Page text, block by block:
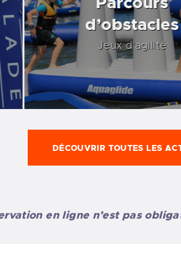
d’obstacles
Jeux d'agilité
DÉCOUVRIR TOUTES LES
en ligne n’est pas